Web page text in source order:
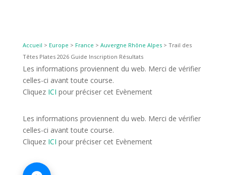
Accueil > Europe > France > Auvergne Rhône Alpes> Trail des
Têtes Plates 2026 Guide Inscription Résultats
Les informations proviennent du web. Merci de vérifier
celles-ci avant toute course.
Cliquez ICI pour préciser cet Evènement
Les informations proviennent du web. Merci de vérifier
celles-ci avant toute course.
Cliquez ICI pour préciser cet Evènement